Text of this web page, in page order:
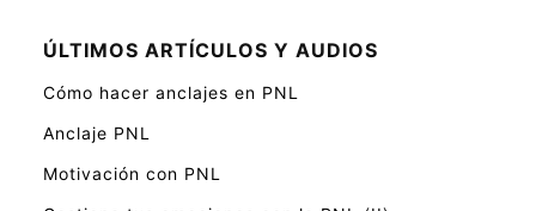
ÚLTIMOS ARTÍCULOS Y AUDIOS
Cómo hacer anclajes en PNL
Anclaje PNL
Motivación con PNL